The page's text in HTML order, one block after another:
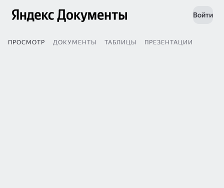
Войти
ПРОСМОТР ДОКУМЕНТЫ ТАБЛИЦЫ ПРЕЗЕНТАЦИИ